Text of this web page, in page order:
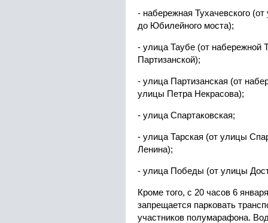
- набережная Тухачевского
до Юбилейного моста);
- улица Таубе (от набережной
Партизанской);
- улица Партизанская (от
улицы Петра Некрасова);
- улица Спартаковская;
- улица Тарская (от улицы
Ленина);
- улица Победы (от улицы
Кроме того, с 20 часов 6
запрещается парковать
участников полумарафона.